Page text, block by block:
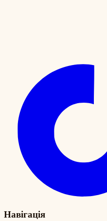
Навігація